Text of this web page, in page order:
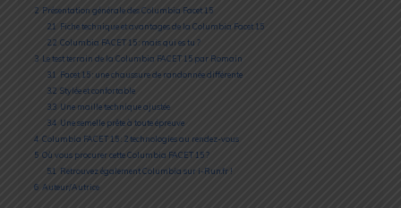
2 Présentation générale des Columbia Facet 15
2.1
Fiche technique et avantages de la Columbia Facet 15
2.2 Columbia FACET 15 : mais qui es tu ?
3 Le test terrain de la Columbia FACET 15 par Romain
3.1
Facet 15 : une chaussure de randonnée différente
3.2 Stylée et confortable
3.3 Une maille technique ajustée
3.4 Une semelle prête à toute épreuve
4 Columbia FACET 15 : 2 technologies au rendez-vous
5 Où vous procurer cette Columbia FACET 15 ?
5.1
Retrouvez également Columbia sur i-Run.fr !
6 Auteur/Autrice